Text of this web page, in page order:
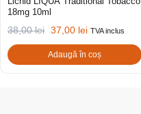
18mg 10ml
38,00lei 37,00 lei TVA inclus
Adaugă în coș